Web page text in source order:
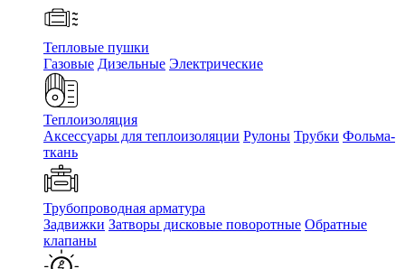
Тепловые пушки
Газовые Дизельные Электрические
Теплоизоляция
Аксессуары для теплоизоляции Рулоны Трубки Фольма-
ткань
Трубопроводная арматура
Задвижки Затворы дисковые поворотные Обратные
клапаны